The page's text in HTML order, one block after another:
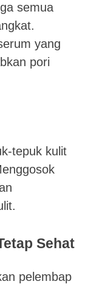
semua
yang
pori
tepuk kulit
Sehat
pelembap